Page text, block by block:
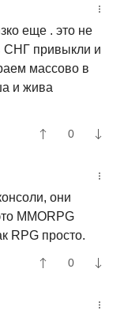
еще . это не
СНГ привыкли и
массово в
и жива
0
они
MMORPG
RPG просто.
0